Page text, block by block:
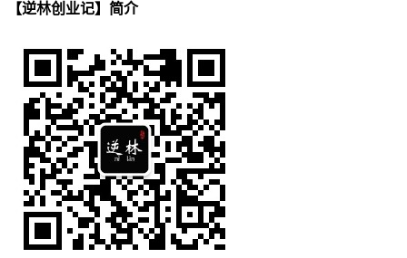
【逆林创业记】简介